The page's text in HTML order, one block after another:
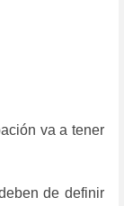
va a tener
de definir